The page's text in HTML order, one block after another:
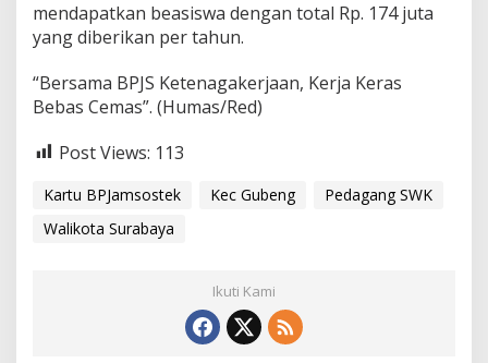
mendapatkan beasiswa dengan total Rp. 174 juta
yang diberikan per tahun.
“Bersama BPJS Ketenagakerjaan, Kerja Keras
Bebas Cemas”. (Humas/Red)
Post Views: 113
Kartu BPJamsostek Kec Gubeng
Pedagang SWK
Walikota Surabaya
Ikuti Kami